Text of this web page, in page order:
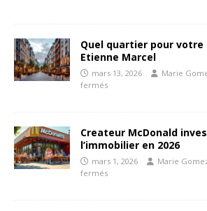
Quel quartier pour
Etienne Marcel
mars 13, 2026 Marie
fermés
Createur McDonald
l’immobilier en 2026
mars 1, 2026 Marie
fermés